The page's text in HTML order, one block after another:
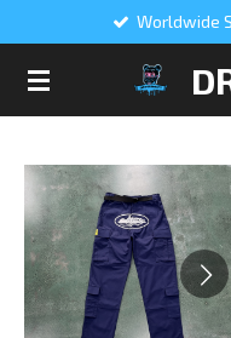
Worldwide